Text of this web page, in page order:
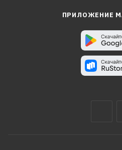
ПРИЛОЖЕНИЕ